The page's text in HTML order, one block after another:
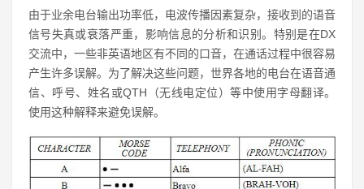
由于业余电台输出功率低，电波传播因素复杂，接收到的语音
信号失真或衰落严重，影响信息的分析和识别。特别是在DX
交流中，一些非英语地区有不同的口音，在通话过程中很容易
产生许多误解。为了解决这些问题，世界各地的电台在语音通
信、呼号、姓名或QTH（无线电定位）等中使用字母翻译。
使用这种解释来避免误解。